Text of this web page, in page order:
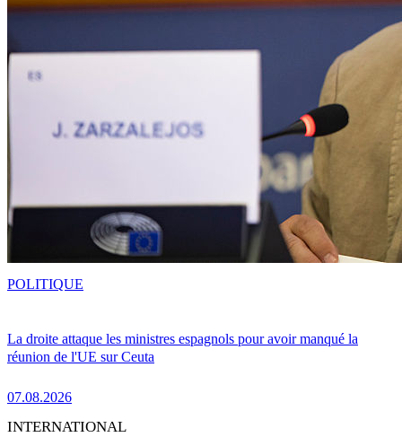
La droite attaque les ministres espagnols pour avoir manqué la
réunion de l'UE sur Ceuta
07.08.2026
POLITIQUE
INTERNATIONAL